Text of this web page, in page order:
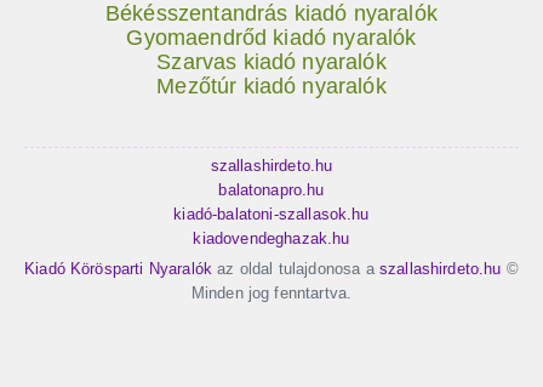
Békésszentandrás kiadó nyaralók
Gyomaendrőd kiadó nyaralók
Szarvas kiadó nyaralók
Mezőtúr kiadó nyaralók
szallashirdeto.hu
balatonapro.hu
kiadó-balatoni-szallasok.hu
kiadovendeghazak.hu
Kiadó Körösparti Nyaralók az oldal tulajdonosa a szallashirdeto.hu ©
Minden jog fenntartva.